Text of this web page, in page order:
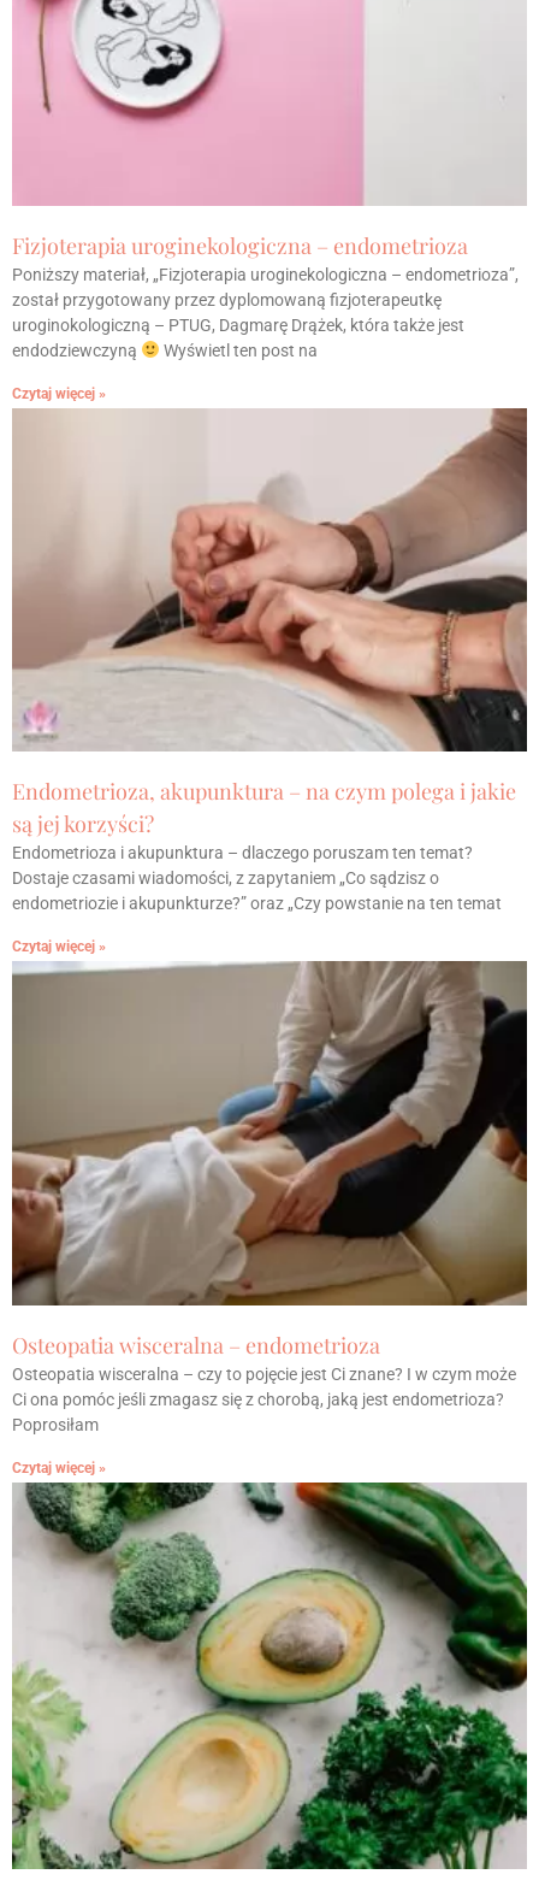
Fizjoterapia uroginekologiczna – endometrioza
Poniższy materiał, „Fizjoterapia uroginekologiczna – endometrioza”,
został przygotowany przez dyplomowaną fizjoterapeutkę
uroginokologiczną – PTUG, Dagmarę Drążek, która także jest
endodziewczyną
Wyświetl ten post na
Czytaj więcej »
Endometrioza, akupunktura – na czym polega i jakie
są jej korzyści?
Endometrioza i akupunktura – dlaczego poruszam ten temat?
Dostaje czasami wiadomości, z zapytaniem „Co sądzisz o
endometriozie i akupunkturze?” oraz „Czy powstanie na ten temat
Czytaj więcej »
Osteopatia wisceralna – endometrioza
Osteopatia wisceralna – czy to pojęcie jest Ci znane? I w czym może
Ci ona pomóc jeśli zmagasz się z chorobą, jaką jest endometrioza?
Poprosiłam
Czytaj więcej »